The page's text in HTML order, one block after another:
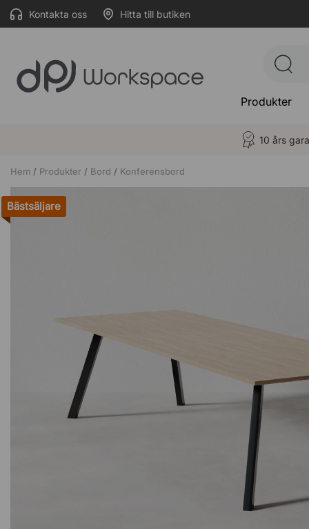
Kontakta oss Hitta till butiken
Produkter
10 års
Hem Produkter Bord Konferensbord
Bästsäljare